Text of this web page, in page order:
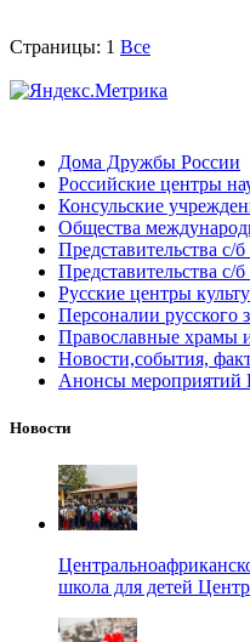
Страницы: 1 Все
Дома Дружбы России
Российские центры
Консульские
Общества
Представительства
Представительства с/
Русские центры
Персоналии русского
Православные храмы
Новости,события,
Анонсы мероприятий
Новости
школа для детей